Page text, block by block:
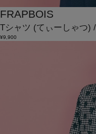
FRAPBOIS
Tシャツ (てぃーしゃつ) /
¥9,900